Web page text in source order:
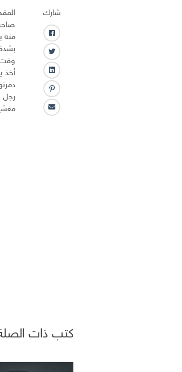
شارك
ف
ا
ي
س
ب
و
ك
ت
و
ي
ت
ر
ل
ي
ن
ك
ـ
ب
ن
تا
منه
وقت
أخذ
رجل
كتب ذات